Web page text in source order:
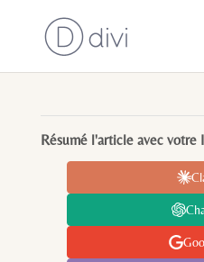
Résumé l'article avec votre